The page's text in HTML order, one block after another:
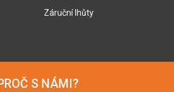
Záruční lhůty
S NÁMI?